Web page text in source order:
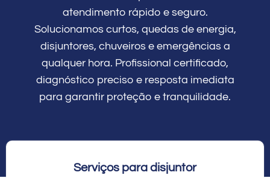
atendimento rápido e seguro.
Solucionamos curtos, quedas de energia,
disjuntores, chuveiros e emergências a
qualquer hora. Profissional certificado,
diagnóstico preciso e resposta imediata
para garantir proteção e tranquilidade.
Serviços para disjuntor